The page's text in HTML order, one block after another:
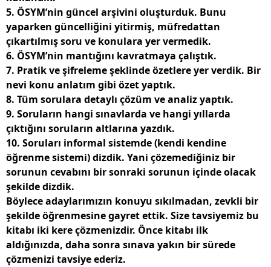
5. ÖSYM’nin güncel arşivini oluşturduk. Bunu
yaparken güncelliğini yitirmiş, müfredattan
çıkartılmış soru ve konulara yer vermedik.
6. ÖSYM’nin mantığını kavratmaya çalıştık.
7. Pratik ve şifreleme şeklinde özetlere yer verdik. Bir
nevi konu anlatım gibi özet yaptık.
8. Tüm sorulara detaylı çözüm ve analiz yaptık.
9. Soruların hangi sınavlarda ve hangi yıllarda
çıktığını soruların altlarına yazdık.
10. Soruları informal sistemde (kendi kendine
öğrenme sistemi) dizdik. Yani çözemediğiniz bir
sorunun cevabını bir sonraki sorunun içinde olacak
şekilde dizdik.
Böylece adaylarımızın konuyu sıkılmadan, zevkli bir
şekilde öğrenmesine gayret ettik. Size tavsiyemiz bu
kitabı iki kere çözmenizdir. Önce kitabı ilk
aldığınızda, daha sonra sınava yakın bir sürede
çözmenizi tavsiye ederiz.